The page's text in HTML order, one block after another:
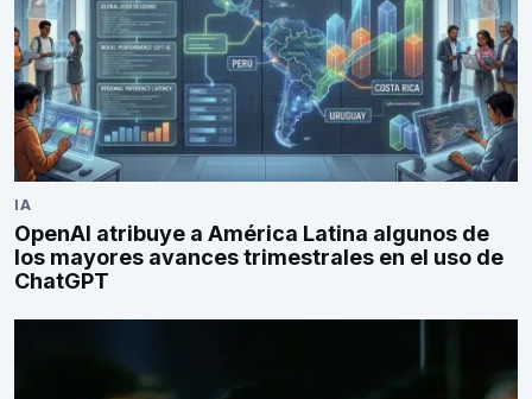
IA
OpenAI atribuye a América Latina algunos de
los mayores avances trimestrales en el uso de
ChatGPT